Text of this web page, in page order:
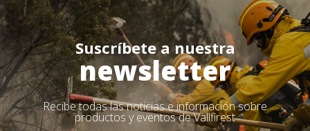
Suscríbete a nuestra
newsletter
Recibe todas las noticias e información sobre
productos y eventos de Vallfirest